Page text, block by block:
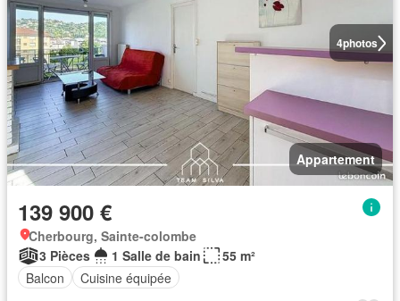
4photos
Appartement
139 900 €
Cherbourg, Sainte-colombe
3 Pièces
1 Salle de bain
55 m²
Balcon
Cuisine équipée